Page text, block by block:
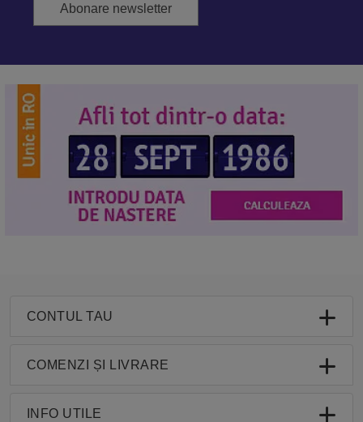
Abonare newsletter
CONTUL TAU
COMENZI ȘI LIVRARE
INFO UTILE